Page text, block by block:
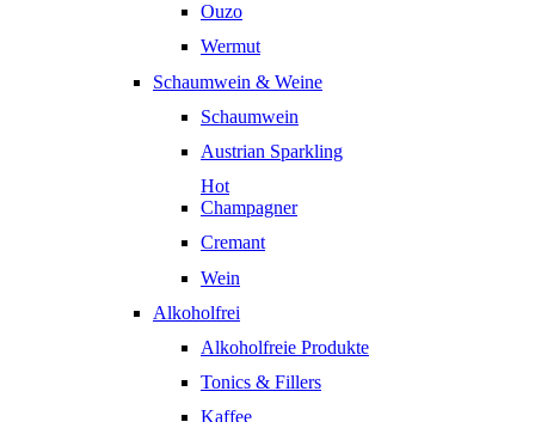
Ouzo
Wermut
Schaumwein & Weine
Schaumwein
Austrian Sparkling
Hot
Champagner
Cremant
Wein
Alkoholfrei
Alkoholfreie Produkte
Tonics & Fillers
Kaffee